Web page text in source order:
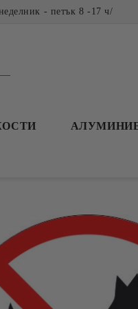
- петък 8 -17 ч/